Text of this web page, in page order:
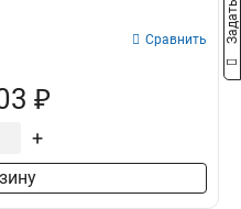
Сравнить
₽
+